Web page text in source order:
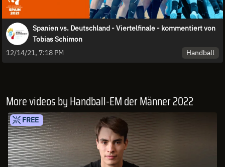
Spanien vs. Deutschland - Viertelfinale - kommentiert von
Tobias Schimon
12/14/21, 7:18 PM
Handball
More videos by Handball-EM der Männer 2022
FREE